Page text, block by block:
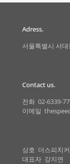
Adress.
서울특별시 서
Contact us.
전화 02-6339-
이메일
상호 더스피치
대표자 강지연